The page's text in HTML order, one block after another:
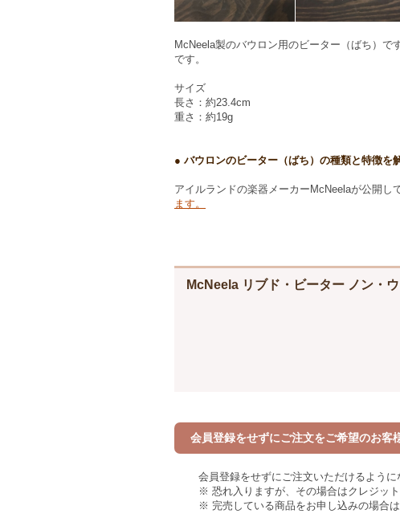
McNeela製のバウロン用のビーター（ばち）
です。
サイズ
長さ：約23.4cm
重さ：約19g
● バウロンのビーター（ばち）の種類と特徴を
アイルランドの楽器メーカーMcNeelaが公開し
ます。
McNeela リブド・ビーター ノン・
会員登録をせずにご注文をご希望のお客
会員登録をせずにご注文いただけるように
※ 恐れ入りますが、その場合はクレジッ
※ 完売している商品をお申し込みの場合は